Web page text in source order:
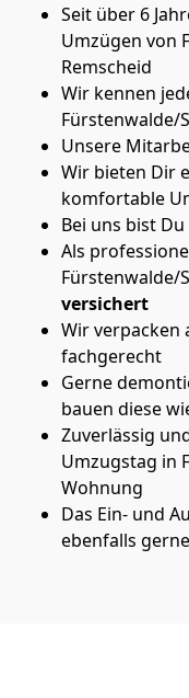
Seit über 6
Umzügen von
Remscheid
Wir kennen
Fürstenwalde/
Unsere
Wir bieten Dir
komfortable
Bei uns bist
Als
Fürstenwalde/
versichert
Wir verpacken
fachgerecht
Gerne
bauen diese
Zuverlässig
Umzugstag in
Wohnung
Das Ein- und
ebenfalls gerne